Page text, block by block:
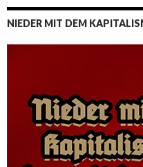
NIEDER MIT DEM